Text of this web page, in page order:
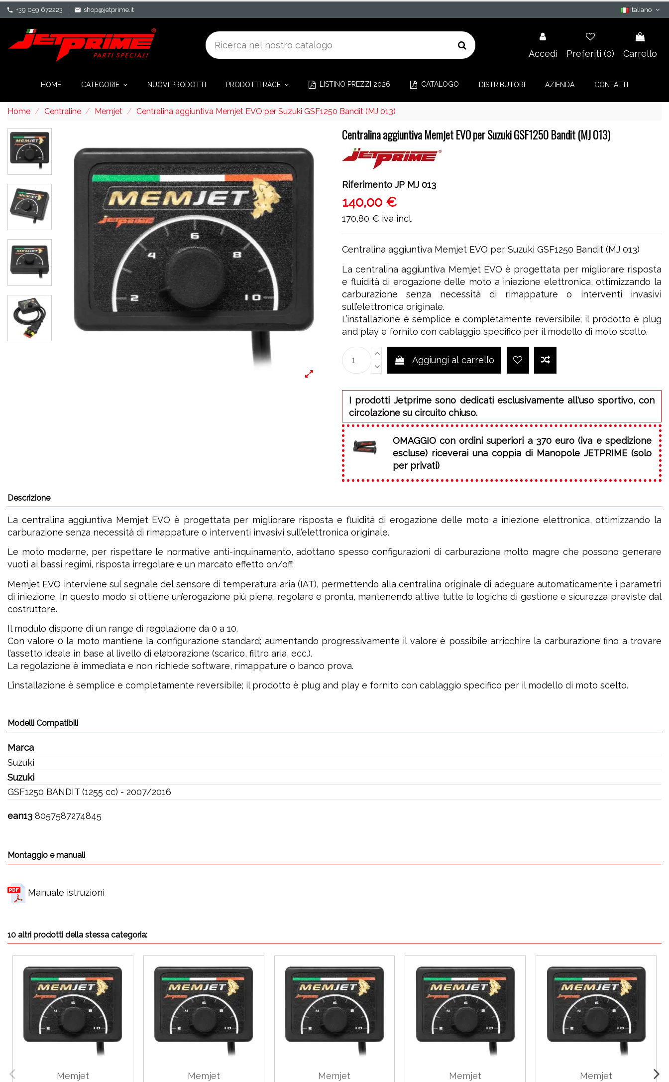
phone +39 059 672223 mail shop@jetprime.it Italiano
Accedi Preferiti (0) Carrello
HOME CATEGORIE NUOVI PRODOTTI PRODOTTI RACE LISTINO PREZZI 2026 CATALOGO DISTRIBUTORI AZIENDA CONTATTI
Home Centraline Memjet Centralina aggiuntiva Memjet EVO per Suzuki GSF1250 Bandit (MJ 013)
Centralina aggiuntiva Memjet EVO per Suzuki GSF1250 Bandit (MJ 013)
Riferimento JP MJ 013
140,00 €
170,80 € iva incl.
Centralina aggiuntiva Memjet EVO per Suzuki GSF1250 Bandit (MJ 013)
La centralina aggiuntiva Memjet EVO è progettata per migliorare risposta
e fluidità di erogazione delle moto a iniezione elettronica, ottimizzando la
carburazione senza necessità di rimappature o interventi invasivi
sull’elettronica originale.
L’installazione è semplice e completamente reversibile; il prodotto è plug
and play e fornito con cablaggio specifico per il modello di moto scelto.
Aggiungi al carrello
I prodotti Jetprime sono dedicati esclusivamente all'uso sportivo, con
circolazione su circuito chiuso.
OMAGGIO con ordini superiori a 370 euro (iva e spedizione
escluse) riceverai una coppia di Manopole JETPRIME (solo
per privati)
Descrizione
La centralina aggiuntiva Memjet EVO è progettata per migliorare risposta e fluidità di erogazione delle moto a iniezione elettronica, ottimizzando la
carburazione senza necessità di rimappature o interventi invasivi sull’elettronica originale.
Le moto moderne, per rispettare le normative anti-inquinamento, adottano spesso configurazioni di carburazione molto magre che possono generare
vuoti ai bassi regimi, risposta irregolare e un marcato effetto on/off.
Memjet EVO interviene sul segnale del sensore di temperatura aria (IAT), permettendo alla centralina originale di adeguare automaticamente i parametri
di iniezione. In questo modo si ottiene un’erogazione più piena, regolare e pronta, mantenendo attive tutte le logiche di gestione e sicurezza previste dal
costruttore.
Il modulo dispone di un range di regolazione da 0 a 10.
Con valore 0 la moto mantiene la configurazione standard; aumentando progressivamente il valore è possibile arricchire la carburazione fino a trovare
l’assetto ideale in base al livello di elaborazione (scarico, filtro aria, ecc.).
La regolazione è immediata e non richiede software, rimappature o banco prova.
L’installazione è semplice e completamente reversibile; il prodotto è plug and play e fornito con cablaggio specifico per il modello di moto scelto.
Modelli Compatibili
Marca
Suzuki
Suzuki
GSF1250 BANDIT (1255 cc) - 2007/2016
ean13 8057587274845
Montaggio e manuali
Manuale istruzioni
10 altri prodotti della stessa categoria:
Memjet Memjet Memjet Memjet Memjet